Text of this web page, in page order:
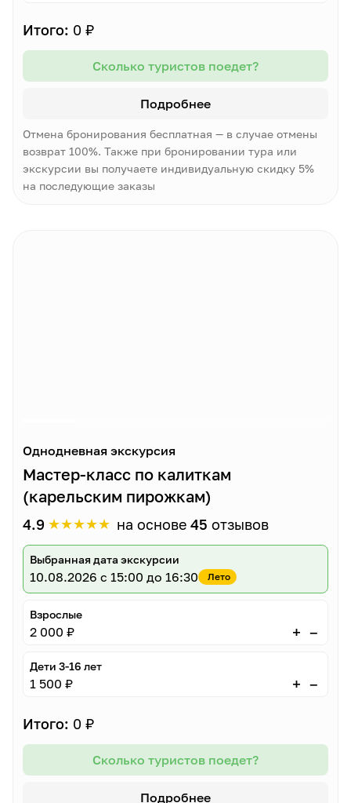
Итого: 0 ₽
Сколько туристов поедет?
Подробнее
Отмена бронирования бесплатная — в случае отмены
возврат 100%. Также при бронировании тура или
экскурсии вы получаете индивидуальную скидку 5%
на последующие заказы
Однодневная экскурсия
Мастер-класс по калиткам
(карельским пирожкам)
4.9 ★★★★★ на основе 45 отзывов
Выбранная дата экскурсии
10.08.2026 с 15:00 до 16:30 Лето
Взрослые
2 000 ₽ + –
Дети 3-16 лет
1 500 ₽ + –
Итого: 0 ₽
Сколько туристов поедет?
Подробнее